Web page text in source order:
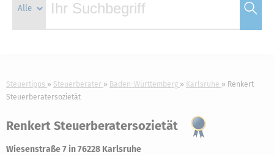

Steuertipps Steuerberater Baden-Württemberg Karlsruhe
Renkert
Steuerberatersozietät
Renkert Steuerberatersozietät
Wiesenstraße 7 in 76228 Karlsruhe